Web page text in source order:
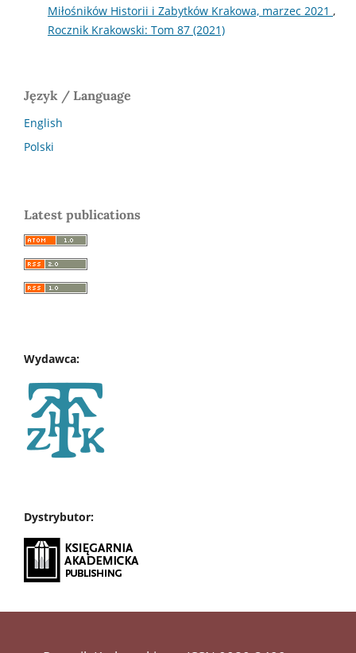
Miłośników Historii i Zabytków Krakowa, marzec 2021 ,
Rocznik Krakowski: Tom 87 (2021)
Język / Language
English
Polski
Latest publications
Wydawca:
Dystrybutor: